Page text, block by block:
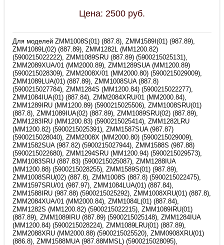
Цена: 2500 руб.
Для моделей ZMM1008S(01) (887.8), ZMM1589I(01) (987.89),
ZMM1089L(02) (887.89), ZMM1282L (MM1200.82)
(5900215022222), ZMM1089SRU (887.89) (5900215025131),
ZMM2089XUA/01 (MM2000.89), ZMM1289SUA (MM1200.89)
(5900215028309), ZMM2008X/01 (MM2000.80) (5900215029009),
ZMM1089LUA(01) (887.89), ZMM1008SUA (887.8)
(5900215027784), ZMM1284S (MM1200.84) (5900215022277),
ZMM1084IUA(01) (887.84), ZMM2084XRU/01 (MM2000.84),
ZMM1289IRU (MM1200.89) (5900215025506), ZMM1008SRU(01)
(887.8), ZMM1089IUA(02) (887.89), ZMM1089SRU(02) (887.89),
ZMM1283IRU (MM1200.83) (5900215025414), ZMM1282LRU
(MM1200.82) (5900215025391), ZMM1587SUA (987.87)
(5900215028040), ZMM2008X (MM2000.80) (5900215029009),
ZMM1582SUA (987.82) (5900215027944), ZMM1588S (987.88)
(5900215022680), ZMM1294SRU (MM1200.94) (5900215029573),
ZMM1083SRU (887.83) (5900215025087), ZMM1288IUA
(MM1200.88) (5900215028255), ZMM1589S(01) (987.89),
ZMM1008SRU(02) (887.8), ZMM1008S (887.8) (5900215022475),
ZMM1597SRU/01 (987.97), ZMM1084LUA(01) (887.84),
ZMM1588IRU (987.88) (5900215025292), ZMM1008XRU(01) (887.8),
ZMM2084XUA/01 (MM2000.84), ZMM1084L(01) (887.84),
ZMM1282S (MM1200.82) (5900215022215), ZMM1089IRU(01)
(887.89), ZMM1089IRU (887.89) (5900215025148), ZMM1284IUA
(MM1200.84) (5900215028224), ZMM1089LRU(01) (887.89),
ZMM2088XRU (MM2000.88) (5900215025520), ZMM0908XRU(01)
(886.8), ZMM1588MUA (987.88MMSL) (5900215028095),